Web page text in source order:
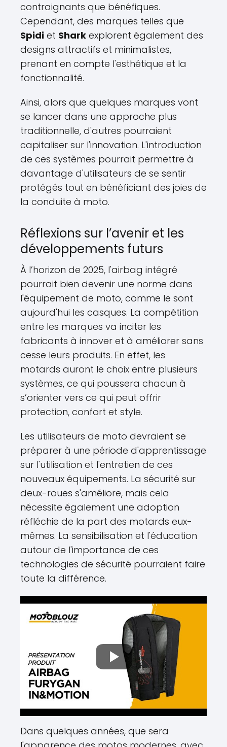
contraignants que bénéfiques.
Cependant, des marques telles que
Spidi et Shark explorent également des
designs attractifs et minimalistes,
prenant en compte l'esthétique et la
fonctionnalité.
Ainsi, alors que quelques marques vont
se lancer dans une approche plus
traditionnelle, d'autres pourraient
capitaliser sur l'innovation. L'introduction
de ces systèmes pourrait permettre à
davantage d'utilisateurs de se sentir
protégés tout en bénéficiant des joies de
la conduite à moto.
Réflexions sur l’avenir et les
développements futurs
À l’horizon de 2025, l'airbag intégré
pourrait bien devenir une norme dans
l'équipement de moto, comme le sont
aujourd'hui les casques. La compétition
entre les marques va inciter les
fabricants à innover et à améliorer sans
cesse leurs produits. En effet, les
motards auront le choix entre plusieurs
systèmes, ce qui poussera chacun à
s’orienter vers ce qui peut offrir
protection, confort et style.
Les utilisateurs de moto devraient se
préparer à une période d'apprentissage
sur l'utilisation et l'entretien de ces
nouveaux équipements. La sécurité sur
deux-roues s'améliore, mais cela
nécessite également une adoption
réfléchie de la part des motards eux-
mêmes. La sensibilisation et l'éducation
autour de l'importance de ces
technologies de sécurité pourraient faire
toute la différence.
Dans quelques années, que sera